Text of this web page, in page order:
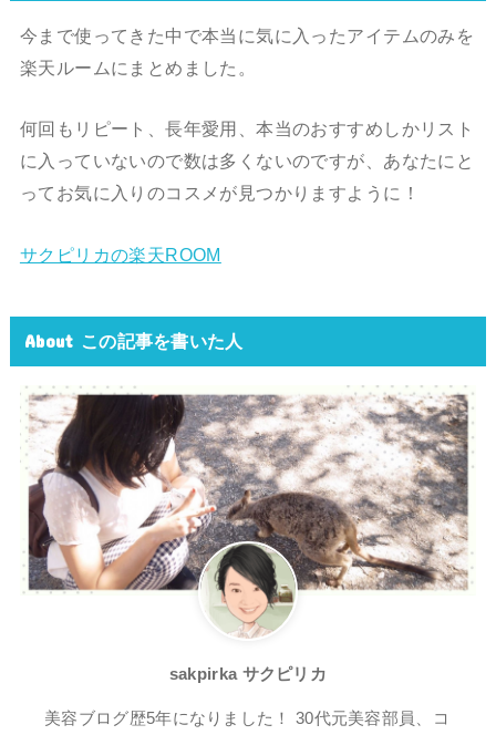
今まで使ってきた中で本当に気に入ったアイテムのみを
楽天ルームにまとめました。
何回もリピート、長年愛用、本当のおすすめしかリスト
に入っていないので数は多くないのですが、あなたにと
ってお気に入りのコスメが見つかりますように！
サクピリカの楽天ROOM
About この記事を書いた人
sakpirka サクピリカ
美容ブログ歴5年になりました！ 30代元美容部員、コ